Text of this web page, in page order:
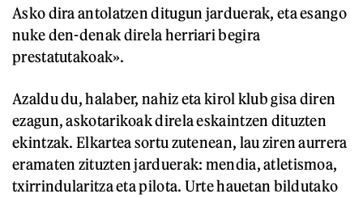
Asko dira antolatzen ditugun jarduerak, eta esango
nuke den-denak direla herriari begira
prestatutakoak».
Azaldu du, halaber, nahiz eta kirol klub gisa diren
ezagun, askotarikoak direla eskaintzen dituzten
ekintzak. Elkartea sortu zutenean, lau ziren aurrera
eramaten zituzten jarduerak: mendia, atletismoa,
txirrindularitza eta pilota. Urte hauetan bildutako